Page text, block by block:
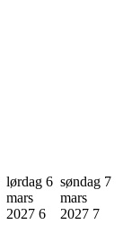
lørdag 6
mars
2027 6
søndag 7
mars
2027 7